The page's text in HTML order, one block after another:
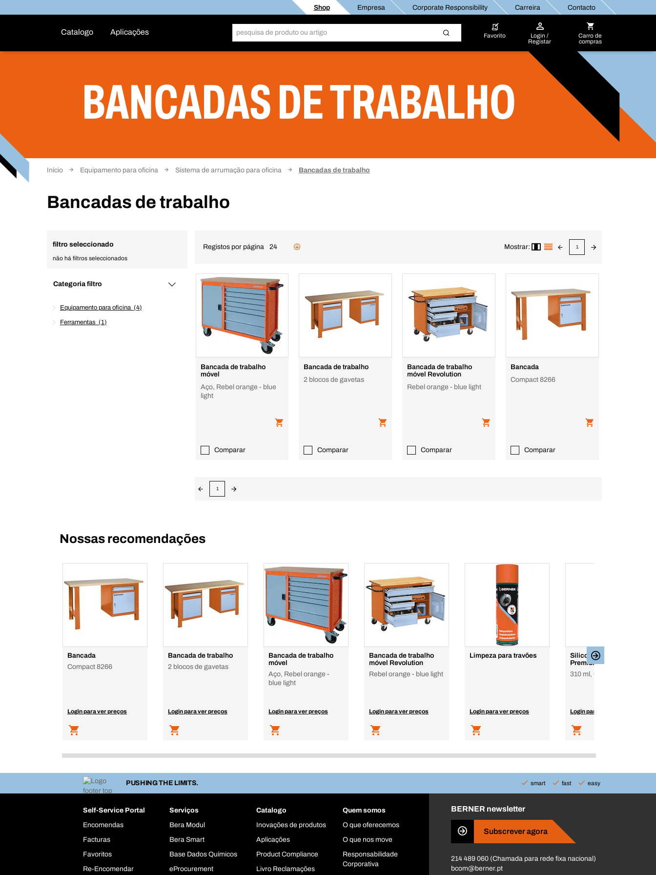
Shop Empresa Corporate Responsibility Carreira Contacto
Catalogo Aplicações Favorito
Login /
Registar
Carro de
compras
BANCADAS DE TRABALHO
Início Equipamento para oficina Sistema de arrumação para oficina Bancadas de trabalho
Bancadas de trabalho
filtro seleccionado
não há filtros seleccionados
Categoria filtro
Equipamento para oficina 4
Ferramentas 1
Registos por página 24 Mostrar: 1
Bancada de trabalho
móvel
Aço, Rebel orange - blue
light
Comparar
Bancada de trabalho
2 blocos de gavetas
Comparar
Bancada de trabalho
móvel Revolution
Rebel orange - blue light
Comparar
Bancada
Compact 8266
Comparar
1
Nossas recomendações
Bancada
Compact 8266
Login para ver preços
Bancada de trabalho
2 blocos de gavetas
Login para ver preços
Bancada de trabalho
móvel
Aço, Rebel orange -
blue light
Login para ver preços
Bancada de trabalho
móvel Revolution
Rebel orange - blue light
Login para ver preços
Limpeza para travões
Login para ver preços
Silicone Oxime Plus
Premium sem Meko
310 ml, Cartucho
Login para ver preços
PUSHING THE LIMITS. smart fast easy
Self-Service Portal
Encomendas
Facturas
Favoritos
Re-Encomendar
Serviços
Bera Modul
Bera Smart
Base Dados Químicos
eProcurement
Catalogo
Inovações de produtos
Aplicações
Product Compliance
Livro Reclamações
Quem somos
O que oferecemos
O que nos move
Responsabilidade
Corporativa
BERNER newsletter
Subscrever agora
214 489 060 (Chamada para rede fixa nacional)
bcom@berner.pt